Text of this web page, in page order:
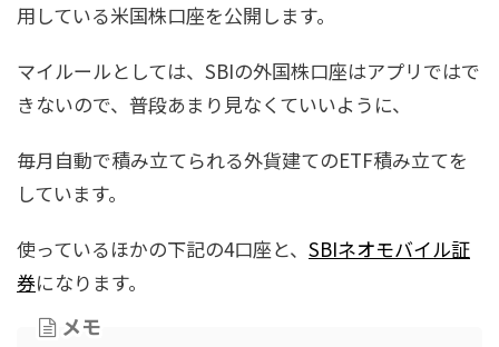
用している米国株口座を公開します。
マイルールとしては、SBIの外国株口座はアプリではで
きないので、普段あまり見なくていいように、
毎月自動で積み立てられる外貨建てのETF積み立てを
しています。
使っているほかの下記の4口座と、 SBIネオモバイル証
券になります。
メモ